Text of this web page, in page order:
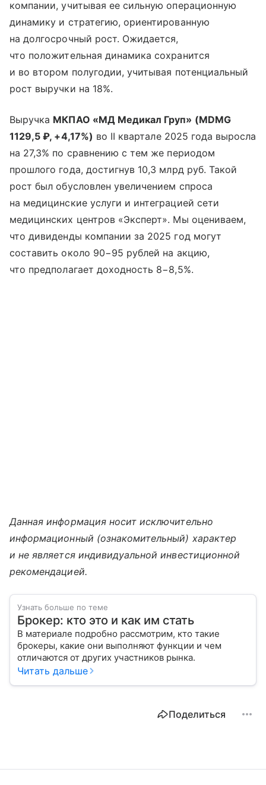
компании, учитывая ее сильную операционную
динамику и стратегию, ориентированную
на долгосрочный рост. Ожидается,
что положительная динамика сохранится
и во втором полугодии, учитывая потенциальный
рост выручки на 18%.
Выручка МКПАО «МД Медикал Груп» (MDMG
1129,5 ₽, +4,17%) во II квартале 2025 года выросла
на 27,3% по сравнению с тем же периодом
прошлого года, достигнув 10,3 млрд руб. Такой
рост был обусловлен увеличением спроса
на медицинские услуги и интеграцией сети
медицинских центров «Эксперт». Мы оцениваем,
что дивиденды компании за 2025 год могут
составить около 90−95 рублей на акцию,
что предполагает доходность 8−8,5%.
Данная информация носит исключительно
информационный (ознакомительный) характер
и не является индивидуальной инвестиционной
рекомендацией.
Узнать больше по теме
Брокер: кто это и как им стать
В материале подробно рассмотрим, кто такие
брокеры, какие они выполняют функции и чем
отличаются от других участников рынка.
Читать дальше
Поделиться